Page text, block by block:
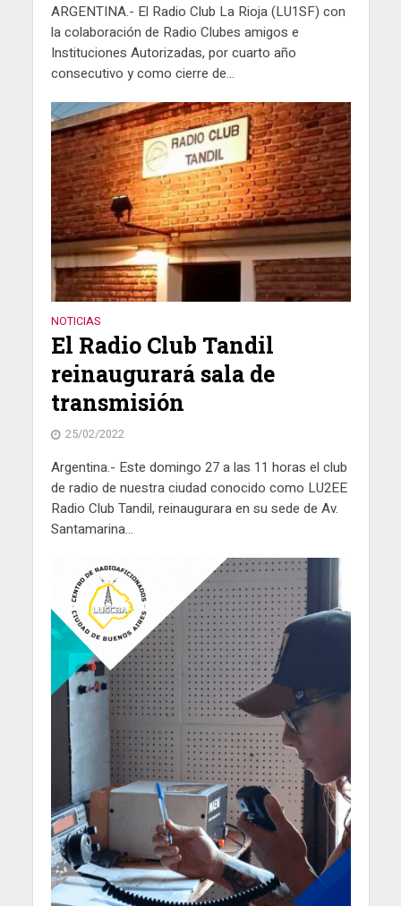
ARGENTINA.- El Radio Club La Rioja (LU1SF) con
la colaboración de Radio Clubes amigos e
Instituciones Autorizadas, por cuarto año
consecutivo y como cierre de...
NOTICIAS
El Radio Club Tandil
reinaugurará sala de
transmisión
25/02/2022
Argentina.- Este domingo 27 a las 11 horas el club
de radio de nuestra ciudad conocido como LU2EE
Radio Club Tandil, reinaugurara en su sede de Av.
Santamarina...